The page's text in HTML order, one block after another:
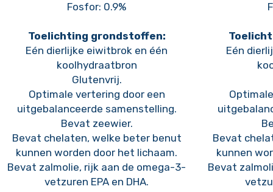
Fosfor: 0.9%
Toelichting grondstoffen:
Eén dierlijke eiwitbrok en één
koolhydraatbron
Glutenvrij.
Optimale vertering door een
uitgebalanceerde samenstelling.
Bevat zeewier.
Bevat chelaten, welke beter benut
kunnen worden door het lichaam.
Bevat zalmolie, rijk aan de omega-3-
vetzuren EPA en DHA.
Eén
Bevat
kunnen
Bevat